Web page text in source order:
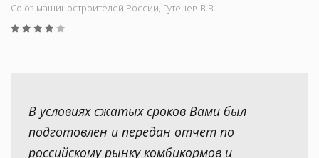
Союз машиностроителей России, Гутенев В.В.
В условиях сжатых сроков Вами был
подготовлен и передан отчет по
российскому рынку комбикормов и